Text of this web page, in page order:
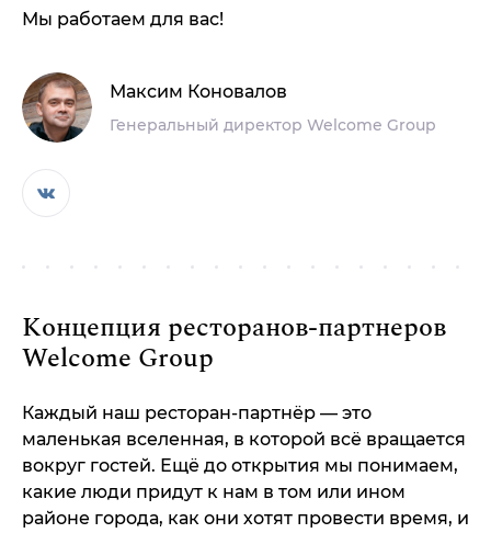
Мы работаем для вас!
Максим Коновалов
Генеральный директор Welcome Group
Концепция ресторанов-партнеров
Welcome Group
Каждый наш ресторан-партнёр — это
маленькая вселенная, в которой всё вращается
вокруг гостей. Ещё до открытия мы понимаем,
какие люди придут к нам в том или ином
районе города, как они хотят провести время, и